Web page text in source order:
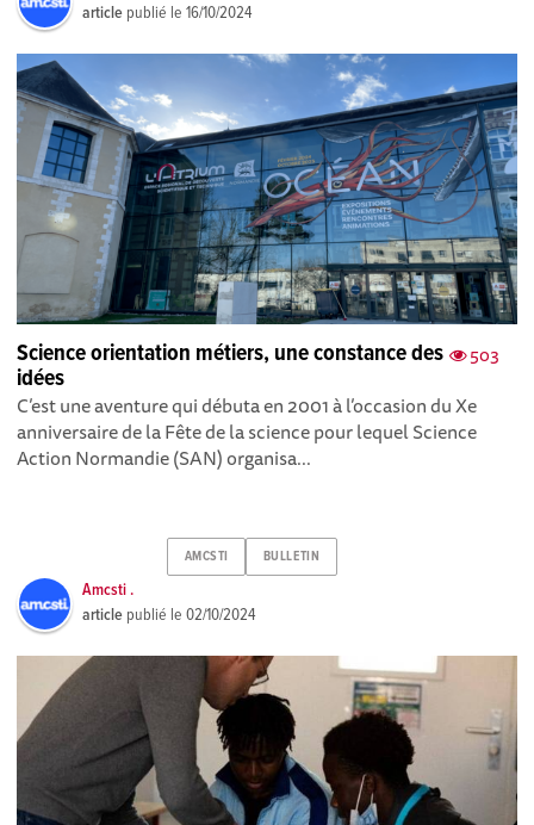
article publié le16/10/2024
503
Science orientation métiers, une constance des
idées
C’est une aventure qui débuta en 2001 à l’occasion du Xe
anniversaire de la Fête de la science pour lequel Science
Action Normandie (SAN) organisa...
AMCSTI BULLETIN
Amcsti .
article publié le02/10/2024